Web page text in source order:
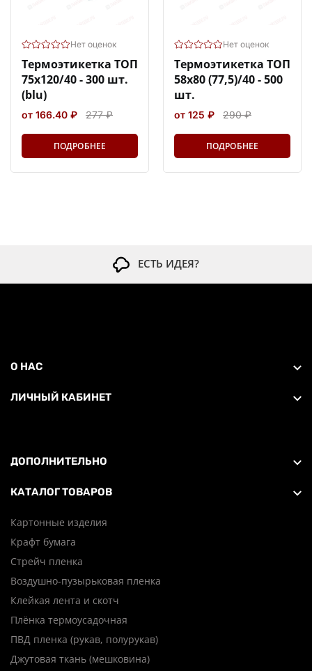
Нет оценок
Термоэтикетка ТОП
75х120/40 - 300 шт.
(blu)
от 166.40 ₽ 277 ₽
ПОДРОБНЕЕ
Нет оценок
Термоэтикетка ТОП
58х80 (77,5)/40 - 500
шт.
от 125 ₽ 290 ₽
ПОДРОБНЕЕ
ЕСТЬ ИДЕЯ?
О НАС
ЛИЧНЫЙ КАБИНЕТ
ДОПОЛНИТЕЛЬНО
КАТАЛОГ ТОВАРОВ
Картонные изделия
Крафт бумага
Стрейч пленка
Воздушно-пузырьковая пленка
Клейкая лента и скотч
Плёнка термоусадочная
ПВД пленка (рукав, полурукав)
Джутовая ткань (мешковина)